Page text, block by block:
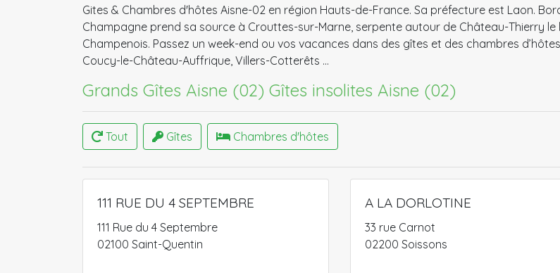
Gites & Chambres d'hôtes Aisne-02 en région Hauts-de-France. Sa préfecture est Laon.
Champagne prend sa source à Crouttes-sur-Marne, serpente autour de Château-Thierry
Champenois. Passez un week-end ou vos vacances dans des gîtes et des chambres
Coucy-le-Château-Auffrique, Villers-Cotterêts ...
Grands Gîtes Aisne (02)​ Gîtes insolites Aisne (02)​
Tout Gîtes Chambres d'hôtes
111 RUE DU 4 SEPTEMBRE
111 Rue du 4 Septembre
02100 Saint-Quentin
A LA DORLOTINE
33 rue Carnot
02200 Soissons